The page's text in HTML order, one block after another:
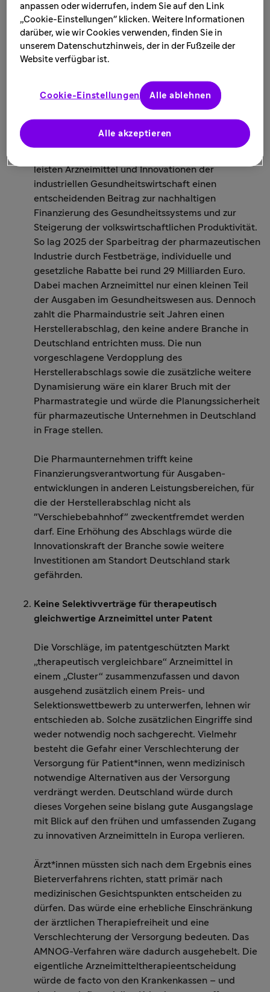
Pharmastandorts Deutschland in Kauf – mit
gravierenden Folgen für Wirtschaftskraft und
Patientenversorgung.
Wir fordern daher:
Keine Erhöhung des Herstellerabschlags
In den letzten zehn Jahren konnte der Anteil der
erheblichen Mengenwachstums konstant zwischen
leisten Arzneimittel und Innovationen der
industriellen Gesundheitswirtschaft einen
entscheidenden Beitrag zur nachhaltigen
Finanzierung des Gesundheitssystems und zur
Steigerung der volkswirtschaftlichen Produktivität.
So lag 2025 der Sparbeitrag der pharmazeutischen
Industrie durch Festbeträge, individuelle und
gesetzliche Rabatte bei rund 29 Milliarden Euro.
Dabei machen Arzneimittel nur einen kleinen Teil
der Ausgaben im Gesundheitswesen aus. Dennoch
zahlt die Pharmaindustrie seit Jahren einen
Herstellerabschlag, den keine andere Branche in
Deutschland entrichten muss. Die nun
vorgeschlagene Verdopplung des
Herstellerabschlags sowie die zusätzliche weitere
Dynamisierung wäre ein klarer Bruch mit der
Pharmastrategie und würde die Planungssicherheit
für pharmazeutische Unternehmen in Deutschland
in Frage stellen.
Die Pharmaunternehmen trifft keine
Finanzierungsverantwortung für Ausgaben-
entwicklungen in anderen Leistungsbereichen, für
die der Herstellerabschlag nicht als
"Verschiebebahnhof" zweckentfremdet werden
darf. Eine Erhöhung des Abschlags würde die
Innovationskraft der Branche sowie weitere
Investitionen am Standort Deutschland stark
gefährden.
Keine Selektivverträge für therapeutisch
gleichwertige Arzneimittel unter Patent
Die Vorschläge, im patentgeschützten Markt
„therapeutisch vergleichbare“ Arzneimittel in
einem „Cluster“ zusammenzufassen und davon
ausgehend zusätzlich einem Preis- und
Selektionswettbewerb zu unterwerfen, lehnen wir
entschieden ab. Solche zusätzlichen Eingriffe sind
weder notwendig noch sachgerecht. Vielmehr
besteht die Gefahr einer Verschlechterung der
Versorgung für Patient*innen, wenn medizinisch
notwendige Alternativen aus der Versorgung
verdrängt werden. Deutschland würde durch
dieses Vorgehen seine bislang gute Ausgangslage
mit Blick auf den frühen und umfassenden Zugang
zu innovativen Arzneimitteln in Europa verlieren.
Ärzt*innen müssten sich nach dem Ergebnis eines
Bieterverfahrens richten, statt primär nach
medizinischen Gesichtspunkten entscheiden zu
dürfen. Das würde eine erhebliche Einschränkung
der ärztlichen Therapiefreiheit und eine
Verschlechterung der Versorgung bedeuten. Das
AMNOG-Verfahren wäre dadurch ausgehebelt. Die
eigentliche Arzneimitteltherapieentscheidung
würde de facto von den Krankenkassen – und
anpassen oder widerrufen, indem Sie auf den Link
„Cookie-Einstellungen" klicken. Weitere Informationen
darüber, wie wir Cookies verwenden, finden Sie in
unserem Datenschutzhinweis, der in der Fußzeile der
Website verfügbar ist.
Cookie-Einstellungen
Alle akzeptieren
Alle ablehnen